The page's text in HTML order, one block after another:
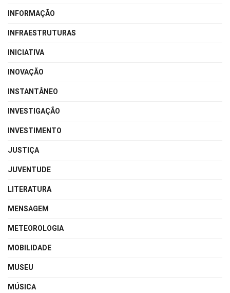
INFORMAÇÃO
INFRAESTRUTURAS
INICIATIVA
INOVAÇÃO
INSTANTÂNEO
INVESTIGAÇÃO
INVESTIMENTO
JUSTIÇA
JUVENTUDE
LITERATURA
MENSAGEM
METEOROLOGIA
MOBILIDADE
MUSEU
MÚSICA